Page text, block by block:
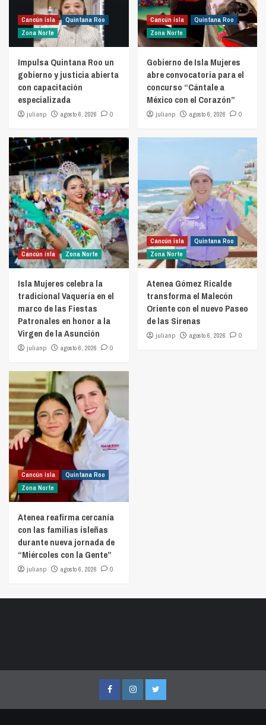
Cancún isla
Quintana Roo
Zona Norte
Impulsa Quintana Roo un
gobierno y justicia abierta
con capacitación
especializada
julianp agosto 6, 2026 0
Cancún isla
Quintana Roo
Zona Norte
Gobierno de Isla Mujeres
abre convocatoria para el
concurso “Cántale a
México con el Corazón”
julianp agosto 6, 2026 0
Cancún isla Zona Norte
Isla Mujeres celebra la
tradicional Vaquería en el
marco de las Fiestas
Patronales en honor a la
Virgen de la Asunción
julianp agosto 6, 2026 0
Cancún isla
Quintana Roo
Zona Norte
Atenea Gómez Ricalde
transforma el Malecón
Oriente con el nuevo Paseo
de las Sirenas
julianp agosto 6, 2026 0
Cancún isla
Quintana Roo
Zona Norte
Atenea reafirma cercanía
con las familias isleñas
durante nueva jornada de
“Miércoles con la Gente”
julianp agosto 6, 2026 0
FacebookInstagramTwitter